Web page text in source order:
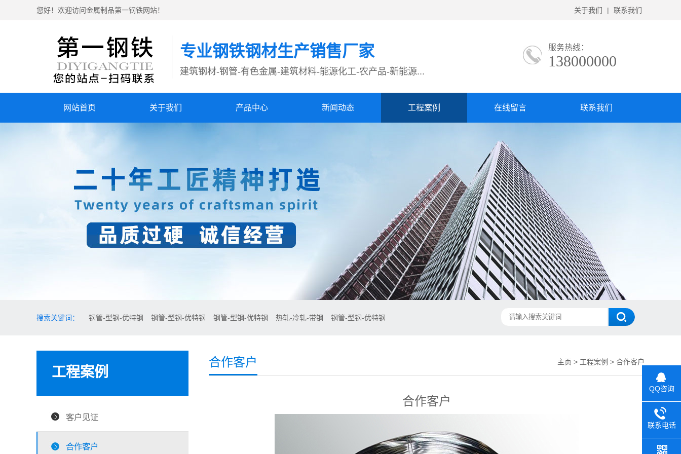
您好！欢迎访问金属制品第一钢铁网站！ 关于我们 | 联系我们
专业钢铁钢材生产销售厂家
建筑钢材-钢管-有色金属-建筑材料-能源化工-农产品-新能源...
服务热线：
138000000
网站首页 关于我们 产品中心 新闻动态 工程案例 在线留言 联系我们
搜索关键词： 钢管-型钢-优特钢 钢管-型钢-优特钢 钢管-型钢-优特钢 热轧-冷轧-带钢 钢管-型钢-优特钢
工程案例
客户见证
合作客户
合作客户 主页 > 工程案例 > 合作客户
合作客户
QQ咨询
联系电话